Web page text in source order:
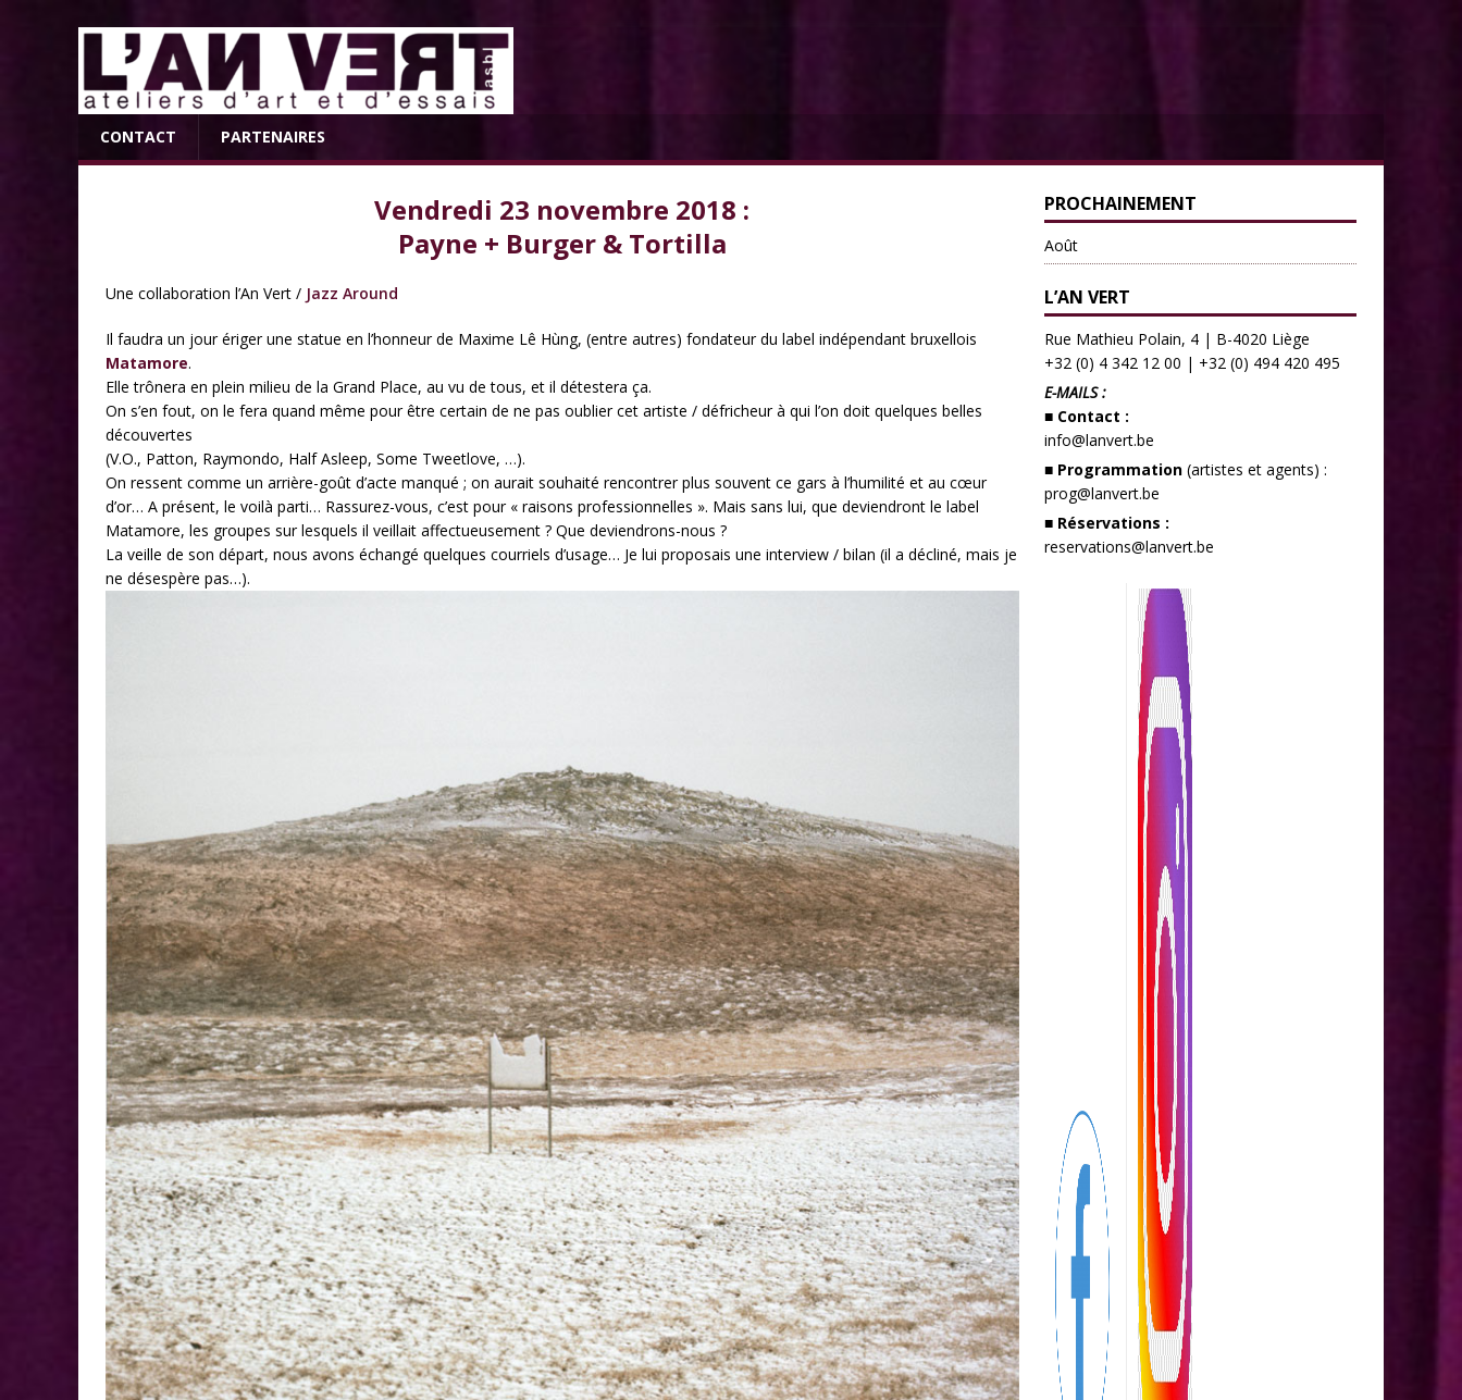
CONTACT PARTENAIRES
Vendredi 23 novembre 2018 :
Payne + Burger & Tortilla
Une collaboration l’An Vert / Jazz Around
Il faudra un jour ériger une statue en l’honneur de Maxime Lê Hùng, (entre autres) fondateur du label indépendant bruxellois
Matamore.
Elle trônera en plein milieu de la Grand Place, au vu de tous, et il détestera ça.
On s’en fout, on le fera quand même pour être certain de ne pas oublier cet artiste / défricheur à qui l’on doit quelques belles
découvertes
(V.O., Patton, Raymondo, Half Asleep, Some Tweetlove, …).
On ressent comme un arrière-goût d’acte manqué ; on aurait souhaité rencontrer plus souvent ce gars à l’humilité et au cœur
d’or… A présent, le voilà parti… Rassurez-vous, c’est pour « raisons professionnelles ». Mais sans lui, que deviendront le label
Matamore, les groupes sur lesquels il veillait affectueusement ? Que deviendrons-nous ?
La veille de son départ, nous avons échangé quelques courriels d’usage… Je lui proposais une interview / bilan (il a décliné, mais je
ne désespère pas…).
PROCHAINEMENT
Août
L’AN VERT
Rue Mathieu Polain, 4 | B-4020 Liège
+32 (0) 4 342 12 00 | +32 (0) 494 420 495
E-MAILS :
■ Contact :
info@lanvert.be
■ Programmation(artistes et agents) :
prog@lanvert.be
■ Réservations :
reservations@lanvert.be